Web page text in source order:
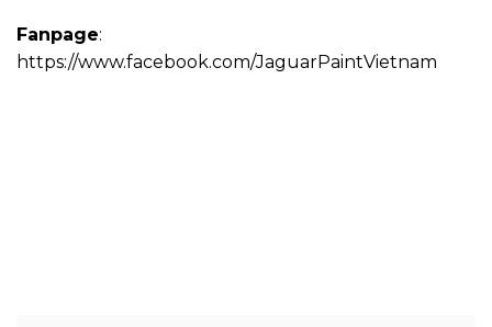
Fanpage:
https://www.facebook.com/JaguarPaintVietnam